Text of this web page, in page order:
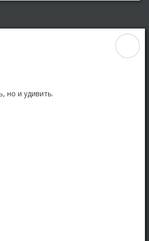
но и удивить.